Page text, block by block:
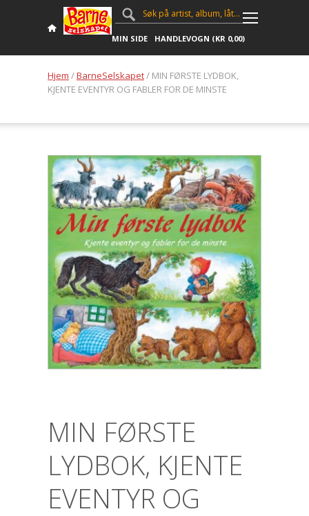
MIN SIDE HANDLEVOGN (KR 0,00)
Hjem /BarneSelskapet/ MIN FØRSTE LYDBOK,
KJENTE EVENTYR OG FABLER FOR DE MINSTE
MIN FØRSTE
LYDBOK, KJENTE
EVENTYR OG